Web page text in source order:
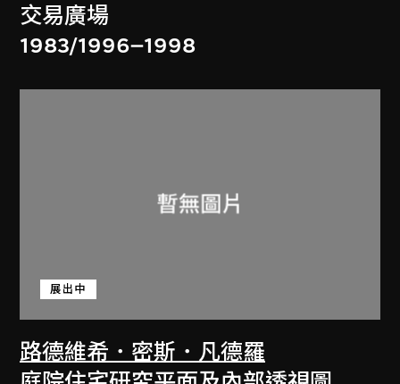
交易廣場
1983/1996–1998
路德維希．密斯．凡德羅
展出中